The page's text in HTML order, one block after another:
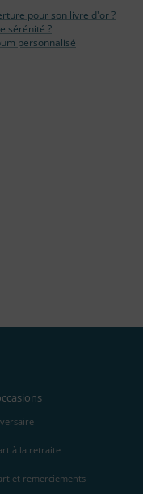
pour son livre d'or ?
sérénité ?
personnalisé
à la retraite
et remerciements